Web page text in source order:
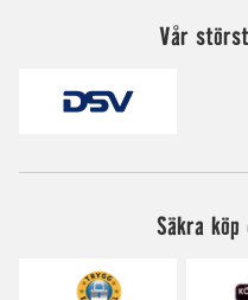
Vår
Säkra